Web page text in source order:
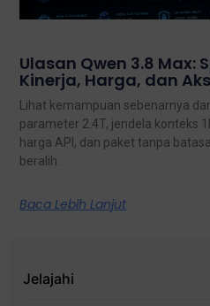
Ulasan Qwen 3.8 Max:
Kinerja, Harga, dan
Lihat kemampuan sebenarnya
parameter 2.4T, jendela konteks
harga API, dan paket tanpa
beralih.
Baca Lebih Lanjut
Jelajahi